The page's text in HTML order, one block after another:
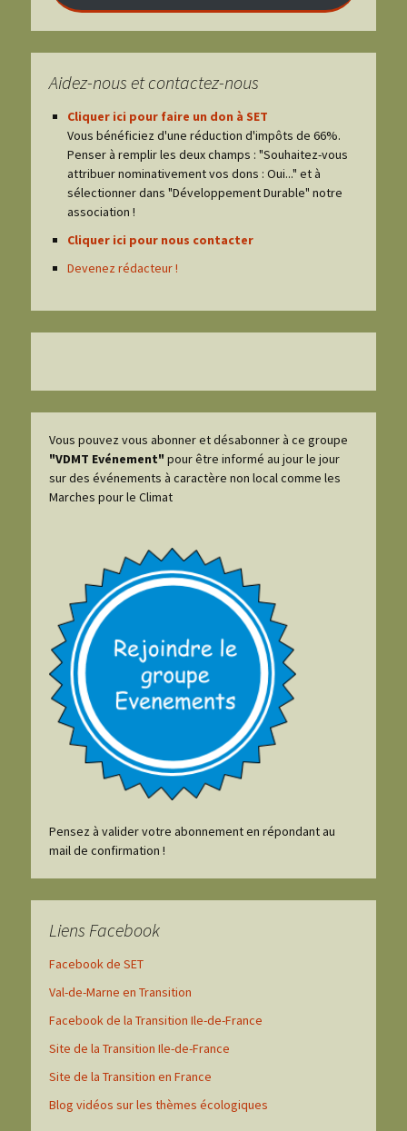
Aidez-nous et contactez-nous
Cliquer ici pour faire un don à SET
Vous bénéficiez d'une réduction d'impôts de 66%.
Penser à remplir les deux champs : "Souhaitez-vous
attribuer nominativement vos dons : Oui..." et à
sélectionner dans "Développement Durable" notre
association !
Cliquer ici pour nous contacter
Devenez rédacteur !
Vous pouvez vous abonner et désabonner à ce groupe
"VDMT Evénement" pour être informé au jour le jour
sur des événements à caractère non local comme les
Marches pour le Climat
Pensez à valider votre abonnement en répondant au
mail de confirmation !
Liens Facebook
Facebook de SET
Val-de-Marne en Transition
Facebook de la Transition Ile-de-France
Site de la Transition Ile-de-France
Site de la Transition en France
Blog vidéos sur les thèmes écologiques